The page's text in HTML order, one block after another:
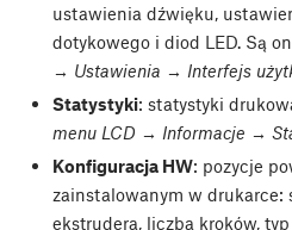
ustawienia dźwięku,
dotykowego i diod LED. Są
→ Ustawienia → Interfejs
Statystyki: statystyki
menu LCD → Informacje →
Konfiguracja HW: pozycje
zainstalowanym w drukarce:
ekstrudera, liczba kroków,